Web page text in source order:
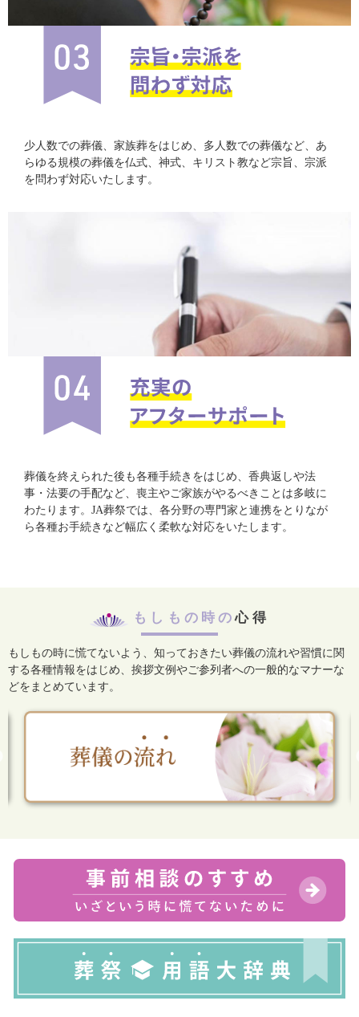
少人数での葬儀、家族葬をはじめ、多人数での葬儀など、あ
らゆる規模の葬儀を仏式、神式、キリスト教など宗旨、宗派
を問わず対応いたします。
葬儀を終えられた後も各種手続きをはじめ、香典返しや法
事・法要の手配など、喪主やご家族がやるべきことは多岐に
わたります。JA葬祭では、各分野の専門家と連携をとりなが
ら各種お手続きなど幅広く柔軟な対応をいたします。
もしもの時の心得
もしもの時に慌てないよう、知っておきたい葬儀の流れや習慣に関
する各種情報をはじめ、 挨拶文例やご参列者への一般的なマナーな
どをまとめています。